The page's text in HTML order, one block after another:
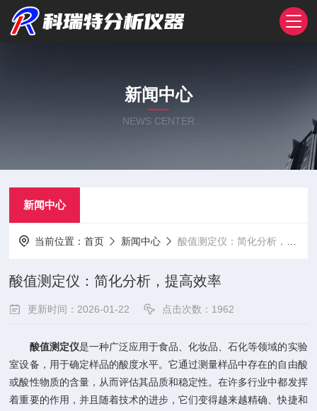
新闻中心
NEWS CENTER
新闻中心
当前位置：首页 新闻中心 酸值测定仪：简化分析，提高效率
酸值测定仪：简化分析，提高效率
更新时间：2026-01-22 点击次数：1962
酸值测定仪是一种广泛应用于食品、化妆品、石化等领域的实验
室设备，用于确定样品的酸度水平。它通过测量样品中存在的自由酸
或酸性物质的含量，从而评估其品质和稳定性。在许多行业中都发挥
着重要的作用，并且随着技术的进步，它们变得越来越精确、快捷和